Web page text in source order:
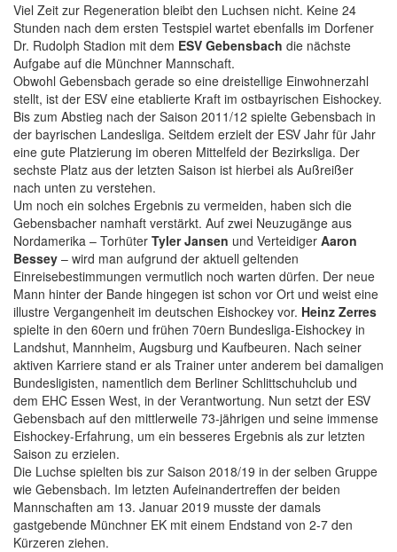
Viel Zeit zur Regeneration bleibt den Luchsen nicht. Keine 24
Stunden nach dem ersten Testspiel wartet ebenfalls im Dorfener
Dr. Rudolph Stadion mit dem ESV Gebensbach die nächste
Aufgabe auf die Münchner Mannschaft.
Obwohl Gebensbach gerade so eine dreistellige Einwohnerzahl
stellt, ist der ESV eine etablierte Kraft im ostbayrischen Eishockey.
Bis zum Abstieg nach der Saison 2011/12 spielte Gebensbach in
der bayrischen Landesliga. Seitdem erzielt der ESV Jahr für Jahr
eine gute Platzierung im oberen Mittelfeld der Bezirksliga. Der
sechste Platz aus der letzten Saison ist hierbei als Außreißer
nach unten zu verstehen.
Um noch ein solches Ergebnis zu vermeiden, haben sich die
Gebensbacher namhaft verstärkt. Auf zwei Neuzugänge aus
Nordamerika – Torhüter Tyler Jansen und Verteidiger Aaron
Bessey – wird man aufgrund der aktuell geltenden
Einreisebestimmungen vermutlich noch warten dürfen. Der neue
Mann hinter der Bande hingegen ist schon vor Ort und weist eine
illustre Vergangenheit im deutschen Eishockey vor. Heinz Zerres
spielte in den 60ern und frühen 70ern Bundesliga-Eishockey in
Landshut, Mannheim, Augsburg und Kaufbeuren. Nach seiner
aktiven Karriere stand er als Trainer unter anderem bei damaligen
Bundesligisten, namentlich dem Berliner Schlittschuhclub und
dem EHC Essen West, in der Verantwortung. Nun setzt der ESV
Gebensbach auf den mittlerweile 73-jährigen und seine immense
Eishockey-Erfahrung, um ein besseres Ergebnis als zur letzten
Saison zu erzielen.
Die Luchse spielten bis zur Saison 2018/19 in der selben Gruppe
wie Gebensbach. Im letzten Aufeinandertreffen der beiden
Mannschaften am 13. Januar 2019 musste der damals
gastgebende Münchner EK mit einem Endstand von 2-7 den
Kürzeren ziehen.